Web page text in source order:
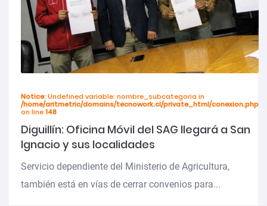
Notice: Undefined variable: nombre_subcategoria in
/home/aritmetric/domains/tecnowork.cl/private_html/conexion.php
on line148
Diguillín: Oficina Móvil del SAG llegará a San
Ignacio y sus localidades
Servicio dependiente del Ministerio de Agricultura,
también está en vías de cerrar convenios para...